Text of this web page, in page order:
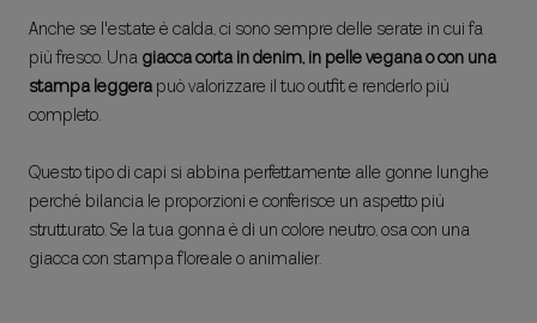
Anche se l'estate è calda, ci sono sempre delle serate in cui fa
più fresco. Unagiacca corta in denim, in pelle vegana o con una
stampa leggerapuò valorizzare il tuo outfit e renderlo più
completo.
Questo tipo di capi si abbina perfettamente alle gonne lunghe
perché bilancia le proporzioni e conferisce un aspetto più
strutturato. Se la tua gonna è di un colore neutro, osa con una
giacca con stampa floreale o animalier.